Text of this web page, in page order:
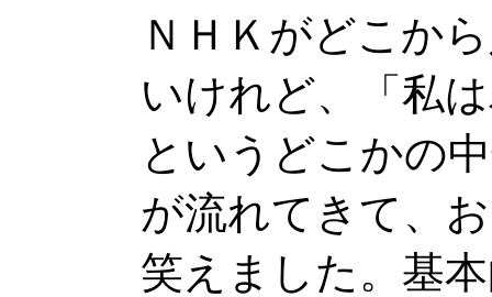
ＮＨＫがどこか
いけれど、「私
というどこかの
が流れてきて、
笑えました。基